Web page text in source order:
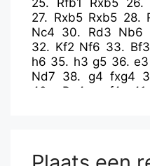
25. Rfb1 Rxb5 26.
27. Rxb5 Rxb5 28.
Nc4 30. Rd3 Nb6
32. Kf2 Nf6 33. Bf3
h6 35. h3 g5 36. e3
Nd7 38. g4 fxg4
40. Be4 gxf4